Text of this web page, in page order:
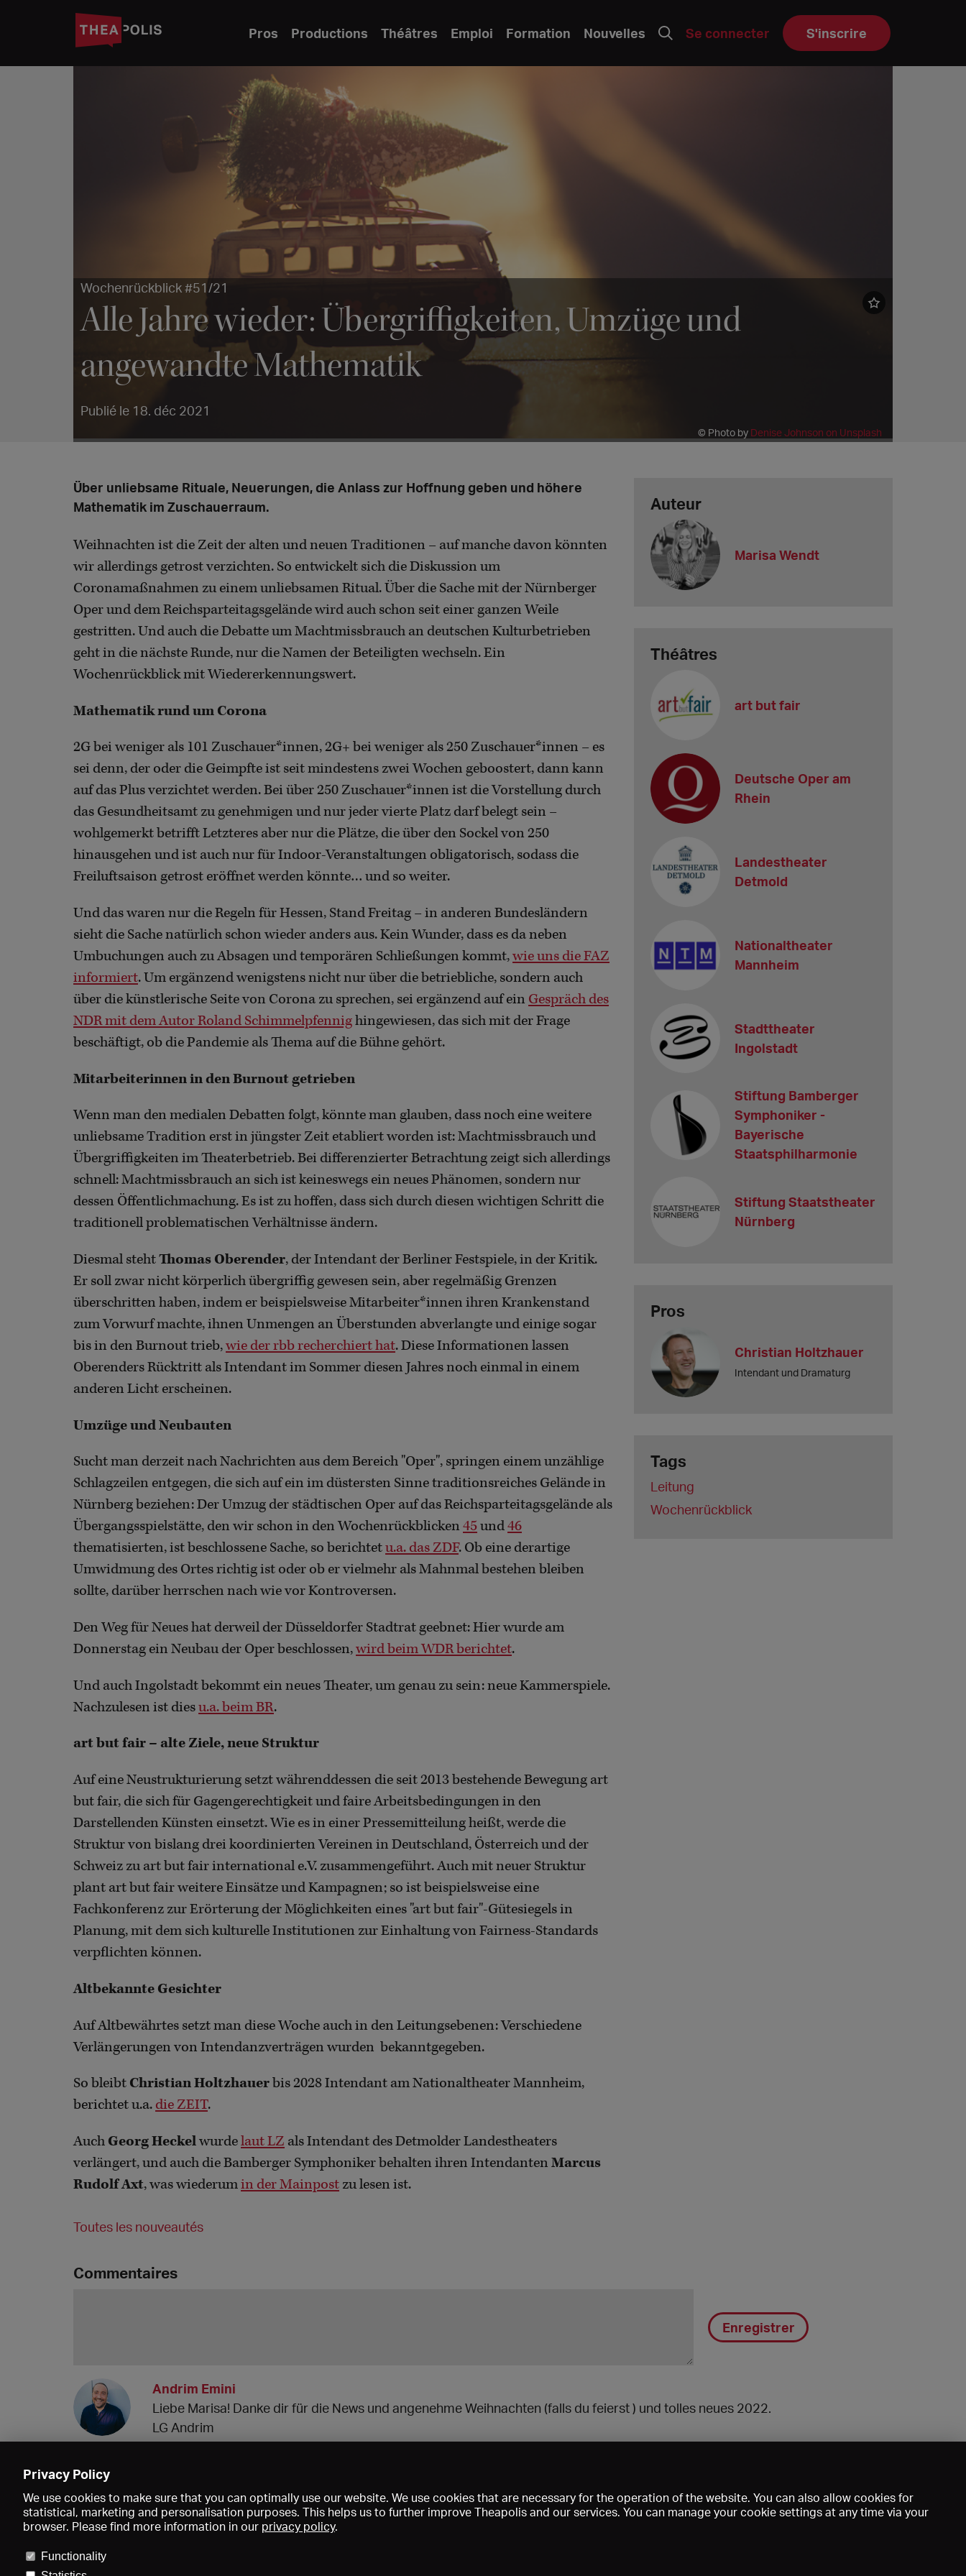
Pros Productions Théâtres Emploi Formation Nouvelles Se connecter S'inscrire
Wochenrückblick #51/21
Alle Jahre wieder: Übergriffigkeiten, Umzüge und
angewandte Mathematik
Publié le 18. déc 2021
© Photo by Denise Johnson on Unsplash
Über unliebsame Rituale, Neuerungen, die Anlass zur Hoffnung geben und höhere
Mathematik im Zuschauerraum.
Weihnachten ist die Zeit der alten und neuen Traditionen – auf manche davon könnten
wir allerdings getrost verzichten. So entwickelt sich die Diskussion um
Coronamaßnahmen zu einem unliebsamen Ritual. Über die Sache mit der Nürnberger
Oper und dem Reichsparteitagsgelände wird auch schon seit einer ganzen Weile
gestritten. Und auch die Debatte um Machtmissbrauch an deutschen Kulturbetrieben
geht in die nächste Runde, nur die Namen der Beteiligten wechseln. Ein
Wochenrückblick mit Wiedererkennungswert.
Mathematik rund um Corona
2G bei weniger als 101 Zuschauer*innen, 2G+ bei weniger als 250 Zuschauer*innen – es
sei denn, der oder die Geimpfte ist seit mindestens zwei Wochen geboostert, dann kann
auf das Plus verzichtet werden. Bei über 250 Zuschauer*innen ist die Vorstellung durch
das Gesundheitsamt zu genehmigen und nur jeder vierte Platz darf belegt sein –
wohlgemerkt betrifft Letzteres aber nur die Plätze, die über den Sockel von 250
hinausgehen und ist auch nur für Indoor-Veranstaltungen obligatorisch, sodass die
Freiluftsaison getrost eröffnet werden könnte… und so weiter.
Und das waren nur die Regeln für Hessen, Stand Freitag – in anderen Bundesländern
sieht die Sache natürlich schon wieder anders aus. Kein Wunder, dass es da neben
Umbuchungen auch zu Absagen und temporären Schließungen kommt,wie uns die FAZ
informiert. Um ergänzend wenigstens nicht nur über die betriebliche, sondern auch
über die künstlerische Seite von Corona zu sprechen, sei ergänzend auf ein Gespräch des
NDR mit dem Autor Roland Schimmelpfennighingewiesen, das sich mit der Frage
beschäftigt, ob die Pandemie als Thema auf die Bühne gehört.
Mitarbeiterinnen in den Burnout getrieben
Wenn man den medialen Debatten folgt, könnte man glauben, dass noch eine weitere
unliebsame Tradition erst in jüngster Zeit etabliert worden ist: Machtmissbrauch und
Übergriffigkeiten im Theaterbetrieb. Bei differenzierter Betrachtung zeigt sich allerdings
schnell: Machtmissbrauch an sich ist keineswegs ein neues Phänomen, sondern nur
dessen Öffentlichmachung. Es ist zu hoffen, dass sich durch diesen wichtigen Schritt die
traditionell problematischen Verhältnisse ändern.
Diesmal stehtThomas Oberender, der Intendant der Berliner Festspiele, in der Kritik.
Er soll zwar nicht körperlich übergriffig gewesen sein, aber regelmäßig Grenzen
überschritten haben, indem er beispielsweise Mitarbeiter*innen ihren Krankenstand
zum Vorwurf machte, ihnen Unmengen an Überstunden abverlangte und einige sogar
bis in den Burnout trieb,wie der rbb recherchiert hat. Diese Informationen lassen
Oberenders Rücktritt als Intendant im Sommer diesen Jahres noch einmal in einem
anderen Licht erscheinen.
Umzüge und Neubauten
Sucht man derzeit nach Nachrichten aus dem Bereich "Oper", springen einem unzählige
Schlagzeilen entgegen, die sich auf ein im düstersten Sinne traditionsreiches Gelände in
Nürnberg beziehen: Der Umzug der städtischen Oper auf das Reichsparteitagsgelände als
Übergangsspielstätte, den wir schon in den Wochenrückblicken 45und46
thematisierten, ist beschlossene Sache, so berichtetu.a. das ZDF. Ob eine derartige
Umwidmung des Ortes richtig ist oder ob er vielmehr als Mahnmal bestehen bleiben
sollte, darüber herrschen nach wie vor Kontroversen.
Den Weg für Neues hat derweil der Düsseldorfer Stadtrat geebnet: Hier wurde am
Donnerstag ein Neubau der Oper beschlossen,wird beim WDR berichtet.
Und auch Ingolstadt bekommt ein neues Theater, um genau zu sein: neue Kammerspiele.
Nachzulesen ist diesu.a. beim BR.
art but fair – alte Ziele, neue Struktur
Auf eine Neustrukturierung setzt währenddessen die seit 2013 bestehende Bewegung art
but fair, die sich für Gagengerechtigkeit und faire Arbeitsbedingungen in den
Darstellenden Künsten einsetzt. Wie es in einer Pressemitteilung heißt, werde die
Struktur von bislang drei koordinierten Vereinen in Deutschland, Österreich und der
Schweiz zu art but fair international e.V. zusammengeführt. Auch mit neuer Struktur
plant art but fair weitere Einsätze und Kampagnen; so ist beispielsweise eine
Fachkonferenz zur Erörterung der Möglichkeiten eines "art but fair"-Gütesiegels in
Planung, mit dem sich kulturelle Institutionen zur Einhaltung von Fairness-Standards
verpflichten können.
Altbekannte Gesichter
Auf Altbewährtes setzt man diese Woche auch in den Leitungsebenen: Verschiedene
Verlängerungen von Intendanzverträgen wurden bekanntgegeben.
So bleibt Christian Holtzhauerbis 2028 Intendant am Nationaltheater Mannheim,
berichtet u.a. die ZEIT.
Auch Georg Heckelwurdelaut LZ als Intendant des Detmolder Landestheaters
verlängert, und auch die Bamberger Symphoniker behalten ihren Intendanten Marcus
Rudolf Axt, was wiederumin der Mainpost zu lesen ist.
Toutes les nouveautés
Auteur
Marisa Wendt
Théâtres
art but fair
Deutsche Oper am
Rhein
Landestheater
Detmold
Nationaltheater
Mannheim
Stadttheater
Ingolstadt
Stiftung Bamberger
Symphoniker -
Bayerische
Staatsphilharmonie
Stiftung Staatstheater
Nürnberg
Pros
Christian Holtzhauer
Intendant und Dramaturg
Tags
Leitung
Wochenrückblick
Commentaires
Enregistrer
Andrim Emini
Liebe Marisa! Danke dir für die News und angenehme Weihnachten (falls du feierst ) und tolles neues 2022.
LG Andrim
Privacy Policy
We use cookies to make sure that you can optimally use our website. We use cookies that are necessary for the operation of the website. You can also allow cookies for
statistical, marketing and personalisation purposes. This helps us to further improve Theapolis and our services. You can manage your cookie settings at any time via your
browser. Please find more information in our privacy policy.
Functionality